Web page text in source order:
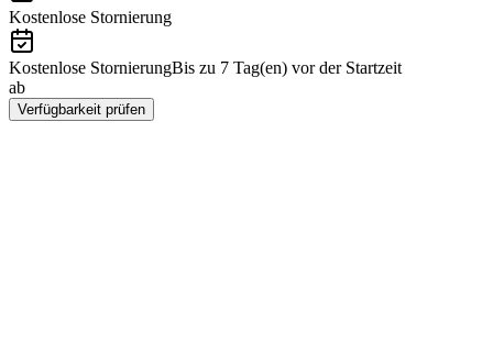
Kostenlose Stornierung
Kostenlose StornierungBis zu 7 Tag(en) vor der Startzeit
ab
Verfügbarkeit prüfen